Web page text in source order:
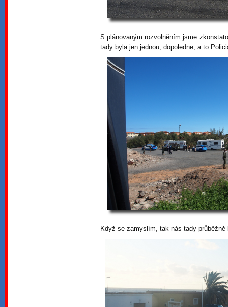
S plánovaným rozvolněním jsme
tady byla jen jednou, dopoledne, a to
Když se zamyslím, tak nás tady